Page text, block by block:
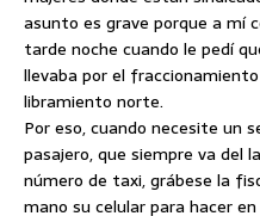
asunto es grave porque a mí
tarde noche cuando le pedí
llevaba por el
libramiento norte.
Por eso, cuando necesite un
pasajero, que siempre va del
número de taxi, grábese la
mano su celular para hacer